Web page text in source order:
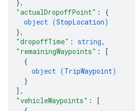
},
"actualDropoffPoint" : {
object (StopLocation)
},
"dropoffTime" : string,
"remainingWaypoints" :
[
{
object (TripWaypoint)
}
] ,
"vehicleWaypoints" :
[